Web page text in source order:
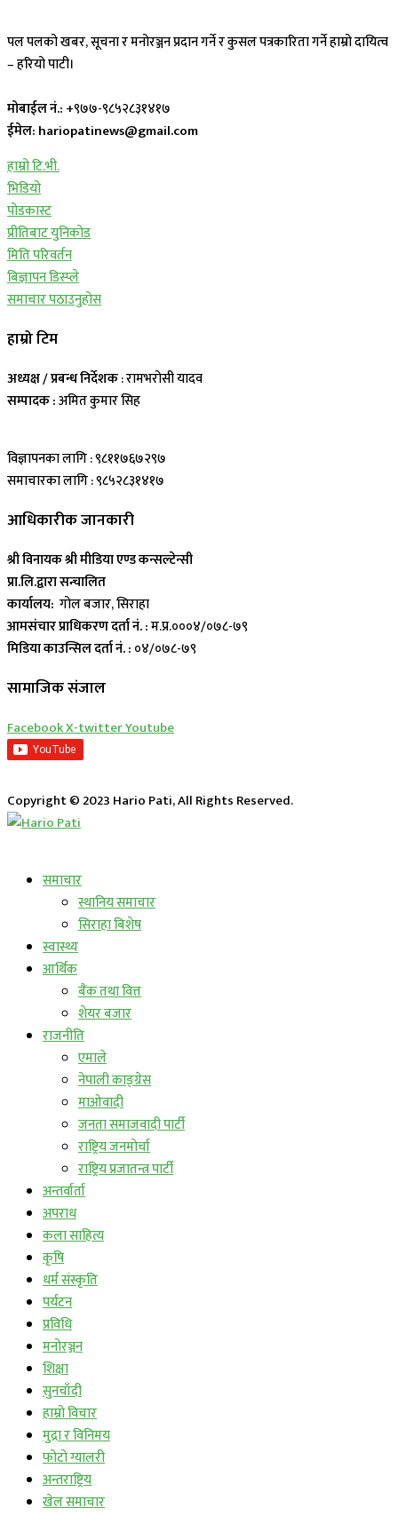
पल पलको खबर, सूचना र मनोरञ्जन प्रदान गर्ने र कुसल पत्रकारिता गर्ने हाम्रो दायित्व
– हरियो पाटी।
मोबाईल नं.: +९७७-९८५२८३१४१७
ईमेल: hariopatinews@gmail.com
हाम्रो टि.भी.
भिडियो
पोडकास्ट
प्रीतिबाट युनिकोड
मिति परिवर्तन
बिज्ञापन डिस्प्ले
समाचार पठाउनुहोस
हाम्रो टिम
अध्यक्ष / प्रबन्ध निर्देशक: रामभरोसी यादव
सम्पादक :अमित कुमार सिह
विज्ञापनका लागि : ९८११७६७२९७
समाचारका लागि : ९८५२८३१४१७
आधिकारीक जानकारी
श्री विनायक श्री मीडिया एण्ड कन्सल्टेन्सी
प्रा.लि.द्वारा सन्चालित
कार्यालय: गोल बजार, सिराहा
आमसंचार प्राधिकरण दर्ता नं. :म.प्र.०००४/०७८-७९
मिडिया काउन्सिल दर्ता नं. : ०४/०७८-७९
सामाजिक संजाल
FacebookX-twitterYoutube
Copyright © 2023 Hario Pati, All Rights Reserved.
समाचार
स्थानिय समाचार
सिराहा बिशेष
स्वास्थ्य
आर्थिक
बैंक तथा वित्त
शेयर बजार
राजनीति
एमाले
नेपाली काङ्ग्रेस
माओवादी
जनता समाजवादी पार्टी
राष्ट्रिय जनमोर्चा
राष्ट्रिय प्रजातन्त्र पार्टी
अन्तर्वार्ता
अपराध
कला साहित्य
कृषि
धर्म संस्कृति
पर्यटन
प्रविधि
मनोरञ्जन
शिक्षा
सुनचाँदी
हाम्रो विचार
मुद्रा र विनिमय
फोटो ग्यालरी
अन्तराष्ट्रिय
खेल समाचार